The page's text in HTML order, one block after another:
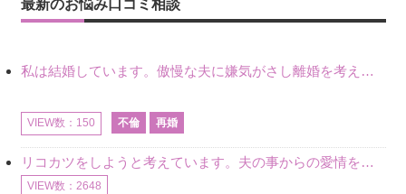
最新のお悩み口コミ相談
私は結婚しています。傲慢な夫に嫌気がさし離婚を考えていたときに、彼と出会いました。彼には恋人がいましたが、話をするうちに、夫とのことを相談するようにな
VIEW数：150 不倫 再婚
リコカツをしようと考えています。夫の事からの愛情を全く感じません。子供がいるので、子供が成長するまではと我慢しています。 まず、お金が必要だと考え、仕事の量も増やしました。ところが、夫は働かず、結局は
VIEW数：2648